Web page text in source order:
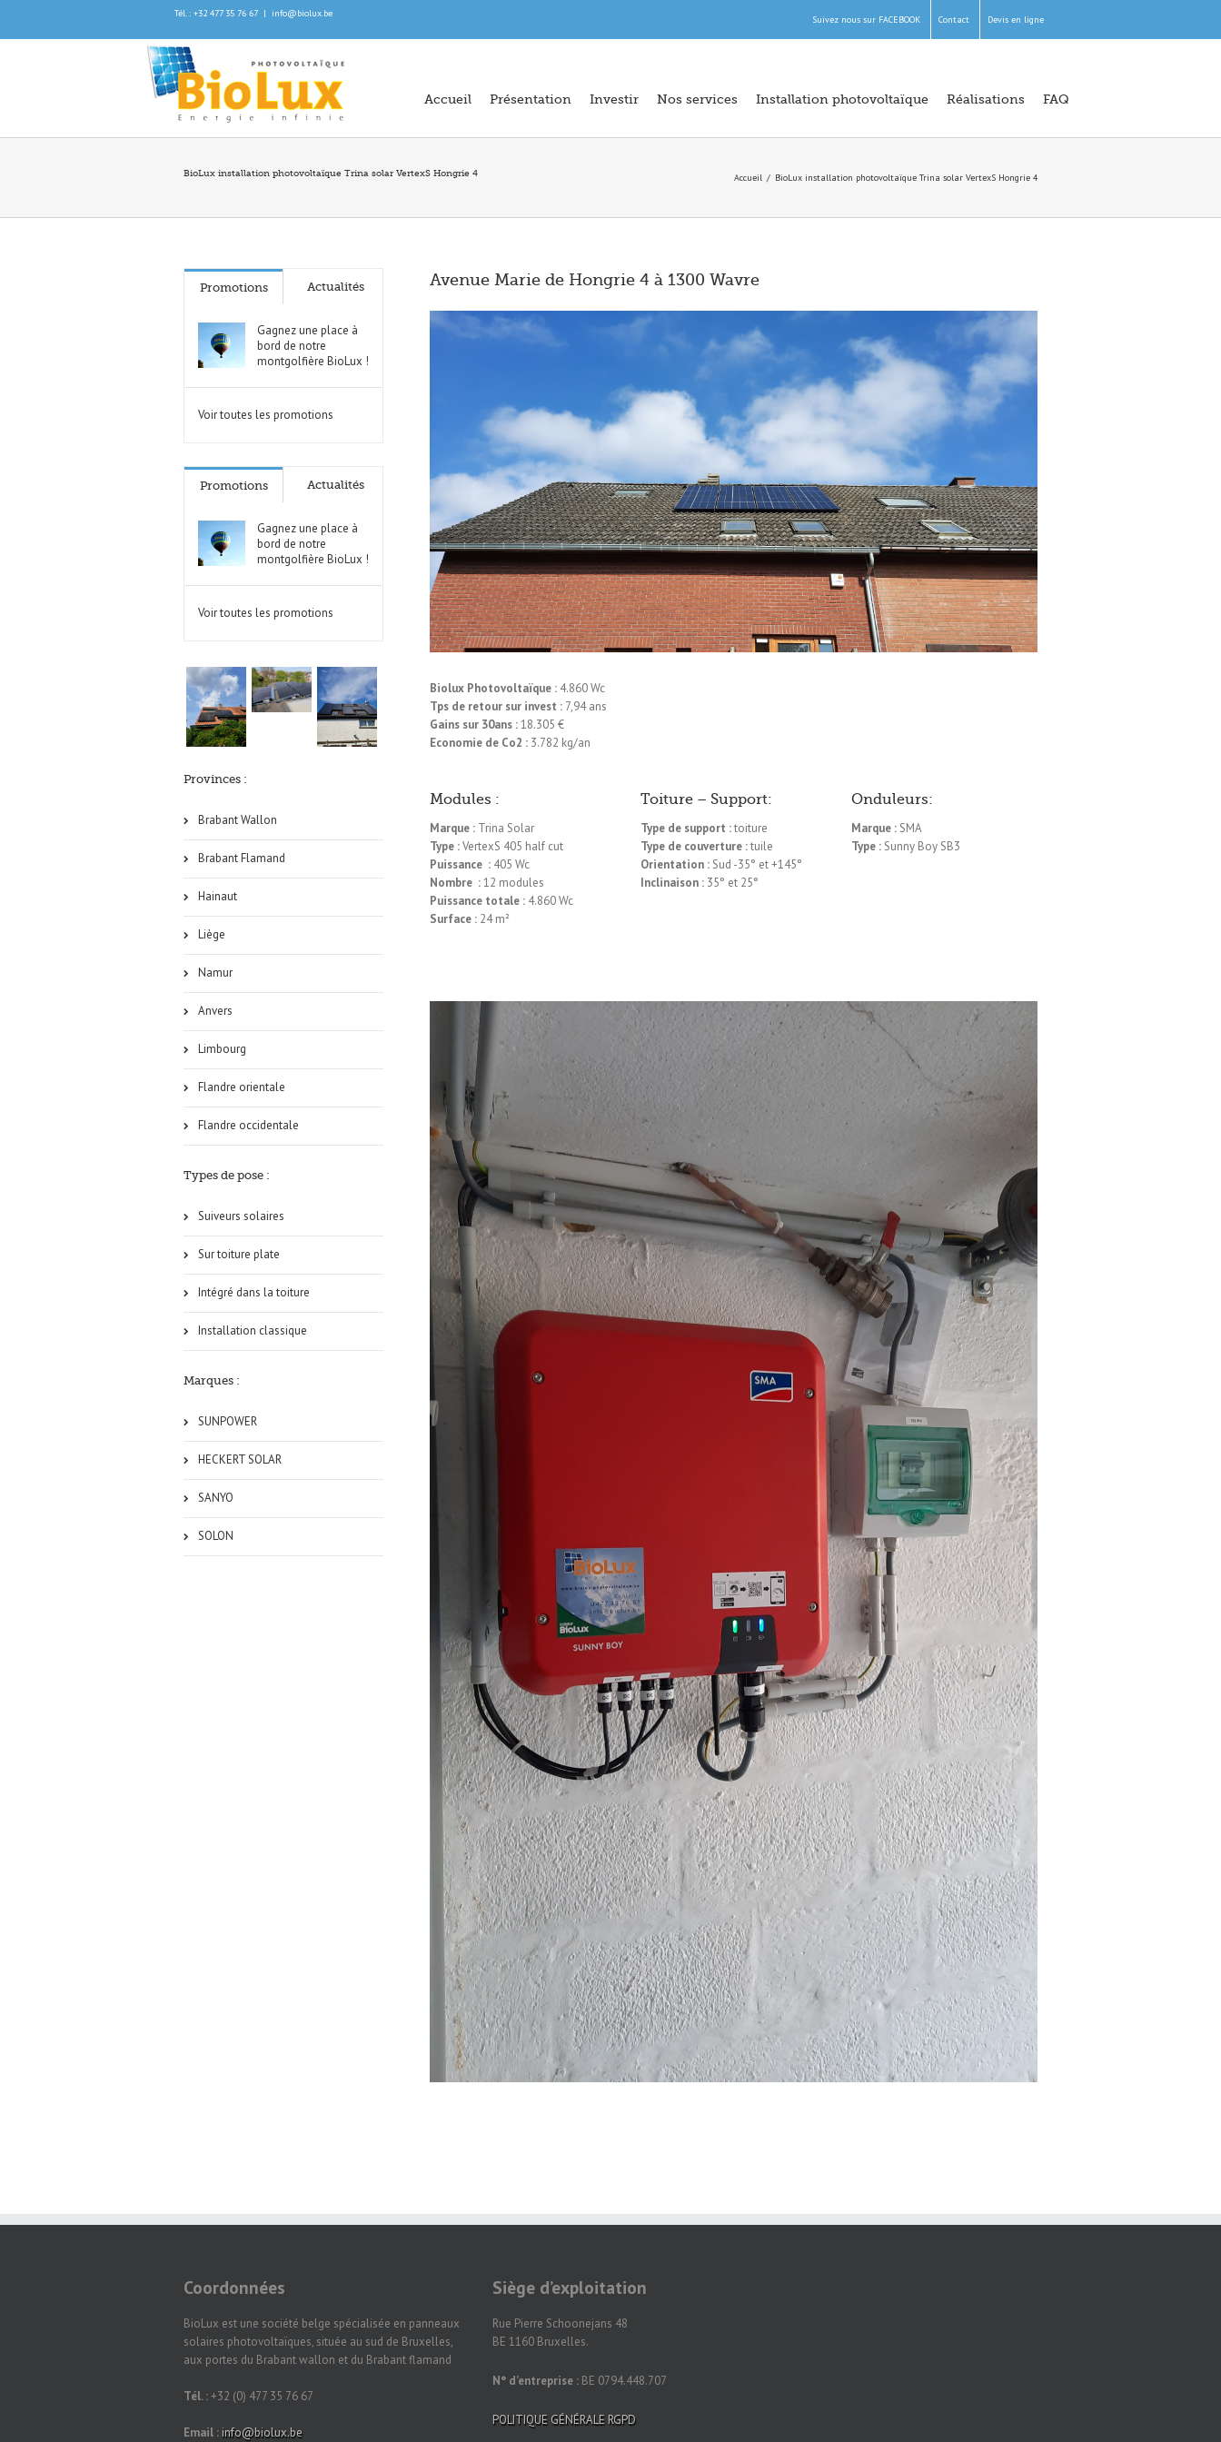
Tél. : +32 477 35 76 67 | info@biolux.be
Suivez nous sur FACEBOOK Contact Devis en ligne
Accueil Présentation Investir Nos services Installation photovoltaïque Réalisations FAQ
BioLux installation photovoltaïque Trina solar VertexS Hongrie 4 Accueil BioLux installation photovoltaïque Trina solar VertexS Hongrie 4
Avenue Marie de Hongrie 4 à 1300 Wavre
Biolux Photovoltaïque : 4.860 Wc
Tps de retour sur invest : 7,94 ans
Gains sur 30ans :18.305 €
Economie de Co2 : 3.782 kg/an
Modules :
Marque : Trina Solar
Type :VertexS 405 half cut
Puissance : 405 Wc
Nombre :12 modules
Puissance totale : 4.860 Wc
Surface : 24 m²
Toiture – Support:
Type de support :toiture
Type de couverture :tuile
Orientation :Sud -35° et +145°
Inclinaison :35° et 25°
Onduleurs:
Marque :SMA
Type :Sunny Boy SB3
Promotions Actualités
Gagnez une place à
bord de notre
montgolfière BioLux !
Voir toutes les promotions
Promotions Actualités
Gagnez une place à
bord de notre
montgolfière BioLux !
Voir toutes les promotions
Provinces :
Brabant Wallon
Brabant Flamand
Hainaut
Liège
Namur
Anvers
Limbourg
Flandre orientale
Flandre occidentale
Types de pose :
Suiveurs solaires
Sur toiture plate
Intégré dans la toiture
Installation classique
Marques :
SUNPOWER
HECKERT SOLAR
SANYO
SOLON
Coordonnées
BioLux est une société belge spécialisée en panneaux
solaires photovoltaïques, située au sud de Bruxelles,
aux portes du Brabant wallon et du Brabant flamand
Tél. :+32 (0) 477 35 76 67
Email : info@biolux.be
Siège d’exploitation
Rue Pierre Schoonejans 48
BE 1160 Bruxelles.
N° d’entreprise : BE 0794.448.707
POLITIQUE GÉNÉRALE RGPD